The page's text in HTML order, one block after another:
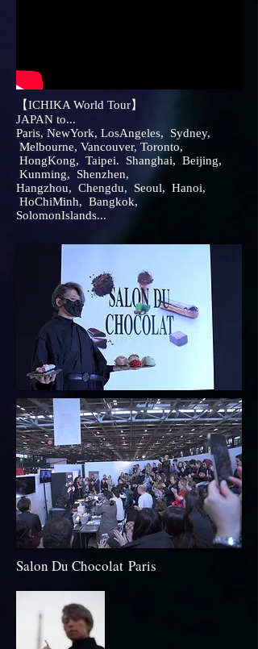
【ICHIKA World Tour】
JAPAN to...
Paris, NewYork, LosAngeles, Sydney,
Melbourne, Vancouver, Toronto,
HongKong, Taipei. Shanghai, Beijing,
Kunming, Shenzhen,
Hangzhou, Chengdu, Seoul, Hanoi,
HoChiMinh, Bangkok,
SolomonIslands...
Salon Du Chocolat Paris